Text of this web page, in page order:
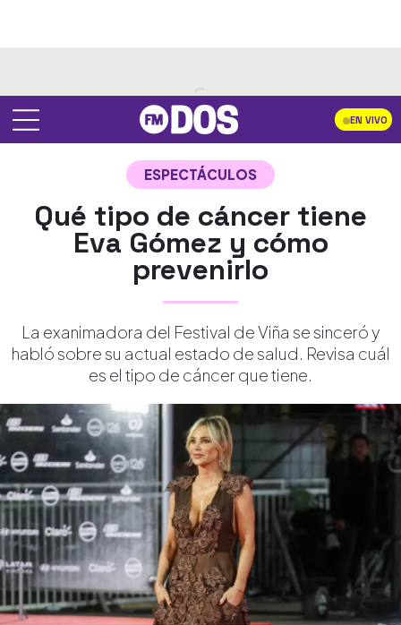
EN VIVO
ESPECTÁCULOS
Qué tipo de cáncer tiene
Eva Gómez y cómo
prevenirlo
La exanimadora del Festival de Viña se sinceró y
habló sobre su actual estado de salud. Revisa cuál
es el tipo de cáncer que tiene.